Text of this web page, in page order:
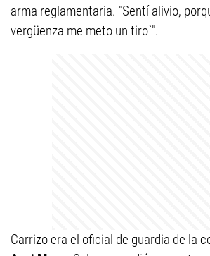
arma reglamentaria. "Sentí alivio,
vergüenza me meto un tiro`".
Carrizo era el oficial de guardia de la